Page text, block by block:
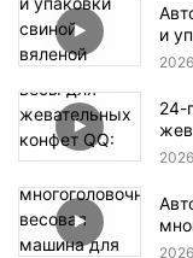
и
2026
24-
2026
2026